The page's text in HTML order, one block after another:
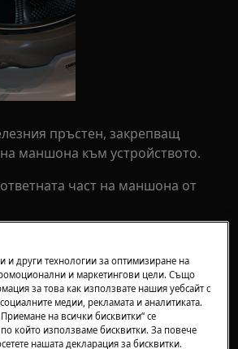
пръстен, закрепващ
маншона към устройството.
част на маншона от
и други технологии за оптимизиране на
и маркетингови цели. Също
за това как използвате нашия уебсайт с
медии, рекламата и аналитиката.
на всички бисквитки“ се
по който използваме бисквитки. За повече
нашата декларация за бисквитки.